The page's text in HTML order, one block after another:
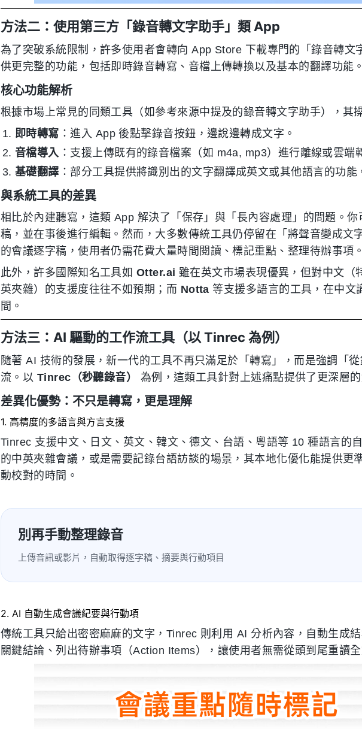
方法二：使用第三方「錄音轉文字助手」類 App
為了突破系統限制，許多使用者會轉向 App Store 下載專門的「錄音轉文
供更完整的功能，包括即時錄音轉寫、音檔上傳轉換以及基本的翻譯功能。
核心功能解析
根據市場上常見的同類工具（如參考來源中提及的錄音轉文字助手），其
即時轉寫 ：進入 App 後點擊錄音按鈕，邊說邊轉成文字。
音檔導入 ：支援上傳既有的錄音檔案（如 m4a, mp3）進行離線或雲端
基礎翻譯 ：部分工具提供將識別出的文字翻譯成英文或其他語言的功能
與系統工具的差異
相比於內建聽寫，這類 App 解決了「保存」與「長內容處理」的問題。
稿，並在事後進行編輯。然而，大多數傳統工具仍停留在「將聲音變成文
的會議逐字稿，使用者仍需花費大量時間閱讀、標記重點、整理待辦事項。
此外，許多國際知名工具如 Otter.ai 雖在英文市場表現優異，但對中文（
英夾雜）的支援度往往不如預期；而 Notta 等支援多語言的工具，在中文
間。
方法三：AI 驅動的工作流工具（以 Tinrec 為例）
隨著 AI 技術的發展，新一代的工具不再只滿足於「轉寫」，而是強調「
流。以 Tinrec（秒聽錄音） 為例，這類工具針對上述痛點提供了更深層的
差異化優勢：不只是轉寫，更是理解
1. 高精度的多語言與方言支援
Tinrec 支援中文、日文、英文、韓文、德文、台語、粵語等 10 種語言的
的中英夾雜會議，或是需要記錄台語訪談的場景，其本地化優化能提供更
動校對的時間。
別再手動整理錄音
上傳音訊或影片，自動取得逐字稿、摘要與行動項目
2. AI 自動生成會議紀要與行動項
傳統工具只給出密密麻麻的文字，Tinrec 則利用 AI 分析內容，自動生成
關鍵結論、列出待辦事項（Action Items），讓使用者無需從頭到尾重讀